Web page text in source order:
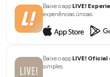
Baixe o appLIVE!
experiências únicas.
Baixe o appLIVE! Oficial
simples.